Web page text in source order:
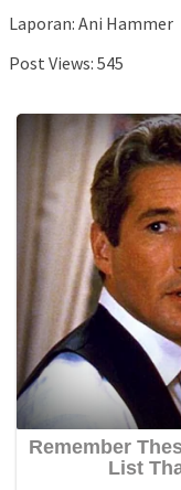
Laporan: Ani Hammer
Post Views: 545